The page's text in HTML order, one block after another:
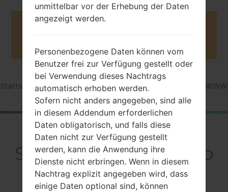
Startseite →Serie →Galaxy Tab S 10.5 → SamsungSM-T805W
RückblickSamsung
SM-T805WGalaxy Tab
S 10.5
unmittelbar vor der Erhebung der Daten
angezeigt werden.
Personenbezogene Daten können vom
Benutzer frei zur Verfügung gestellt oder
bei Verwendung dieses Nachtrags
automatisch erhoben werden.
Sofern nicht anders angegeben, sind alle
in diesem Addendum erforderlichen
Daten obligatorisch, und falls diese
Daten nicht zur Verfügung gestellt
werden, kann die Anwendung ihre
Dienste nicht erbringen. Wenn in diesem
Nachtrag explizit angegeben wird, dass
einige Daten optional sind, können